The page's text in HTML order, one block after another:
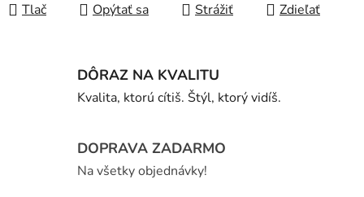
Tlač Opýtať sa Strážiť Zdieľať
DÔRAZ NA KVALITU
Kvalita, ktorú cítiš. Štýl, ktorý vidíš.
DOPRAVA ZADARMO
Na všetky objednávky!